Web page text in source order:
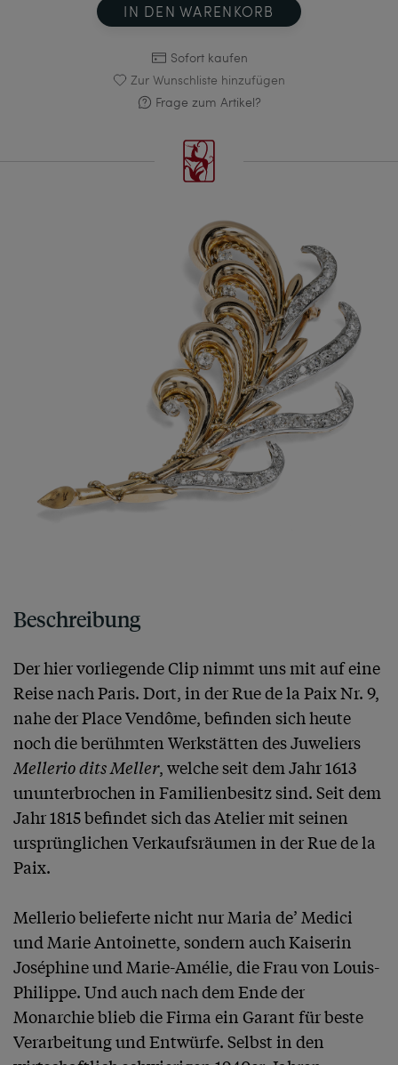
IN DEN WARENKORB
Sofort kaufen
Zur Wunschliste hinzufügen
Frage zum Artikel?
Beschreibung
Der hier vorliegende Clip nimmt uns mit auf eine
Reise nach Paris. Dort, in der Rue de la Paix Nr. 9,
nahe der Place Vendôme, befinden sich heute
Mellerio dits Meller, welche seit dem Jahr 1613
ununterbrochen in Familienbesitz sind. Seit dem
Jahr 1815 befindet sich das Atelier mit seinen
ursprünglichen Verkaufsräumen in der Rue de la
Paix.
Mellerio belieferte nicht nur Maria de’ Medici
und Marie Antoinette, sondern auch Kaiserin
Joséphine und Marie-Amélie, die Frau von Louis-
Philippe. Und auch nach dem Ende der
Monarchie blieb die Firma ein Garant für beste
Verarbeitung und Entwürfe. Selbst in den